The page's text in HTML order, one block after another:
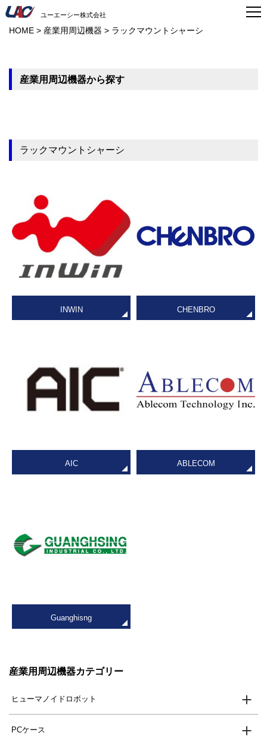
ユーエーシー株式会社
HOME > 産業用周辺機器 > ラックマウントシャーシ
産業用周辺機器から探す
産業用周辺機器カテゴリー
ヒューマノイドロボット
PCケース
ラックマウントシャーシ
INWIN CHENBRO
AIC ABLECOM
Guanghisng